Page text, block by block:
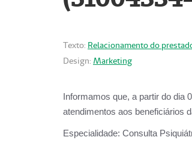
Texto: Relacionamento do
Design: Marketing
Informamos que, a partir do dia
atendimentos aos beneficiários
Especialidade: Consulta